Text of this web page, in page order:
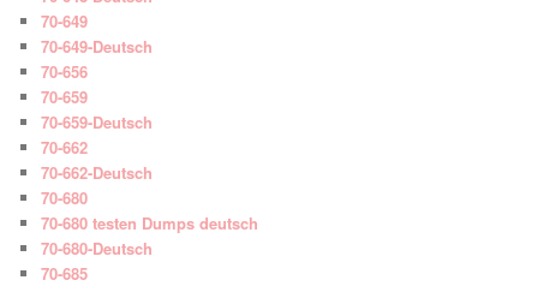
70-649
70-649-Deutsch
70-656
70-659
70-659-Deutsch
70-662
70-662-Deutsch
70-680
70-680 testen Dumps deutsch
70-680-Deutsch
70-685